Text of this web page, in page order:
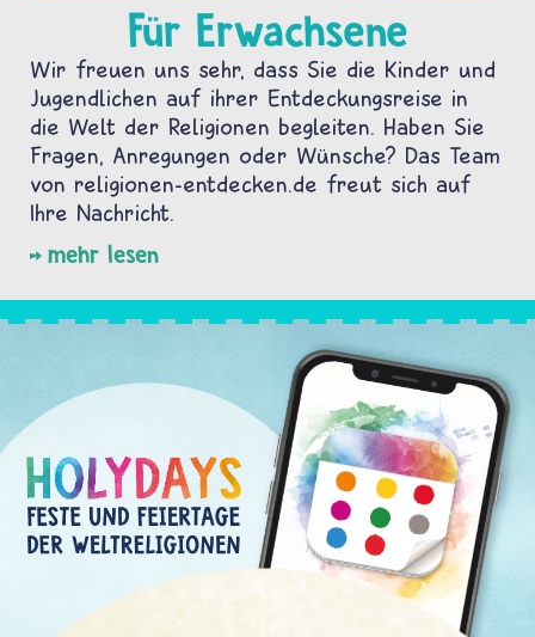
Für Erwachsene
Wir freuen uns sehr, dass Sie die Kinder und
Jugendlichen auf ihrer Entdeckungsreise in
die Welt der Religionen begleiten. Haben Sie
Fragen, Anregungen oder Wünsche? Das Team
von religionen-entdecken.de freut sich auf
Ihre Nachricht.
mehr lesen